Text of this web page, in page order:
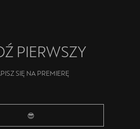
PIERWSZY
SIĘ NA PREMIERĘ
😎